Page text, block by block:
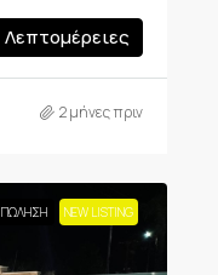
Λεπτομέρειες
2 μήνες πριν
ΠΏΛΗΣΗ NEW LISTING